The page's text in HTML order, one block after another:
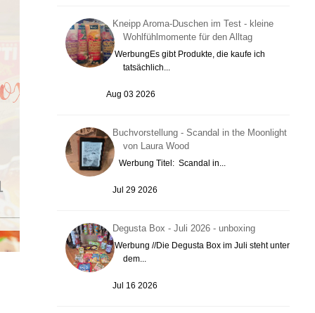
Kneipp Aroma-Duschen im Test - kleine
Wohlfühlmomente für den Alltag
WerbungEs gibt Produkte, die kaufe ich
tatsächlich...
Aug 03 2026
Buchvorstellung - Scandal in the Moonlight
von Laura Wood
Werbung Titel: Scandal in...
Jul 29 2026
Degusta Box - Juli 2026 - unboxing
Werbung //Die Degusta Box im Juli steht unter
dem...
Jul 16 2026